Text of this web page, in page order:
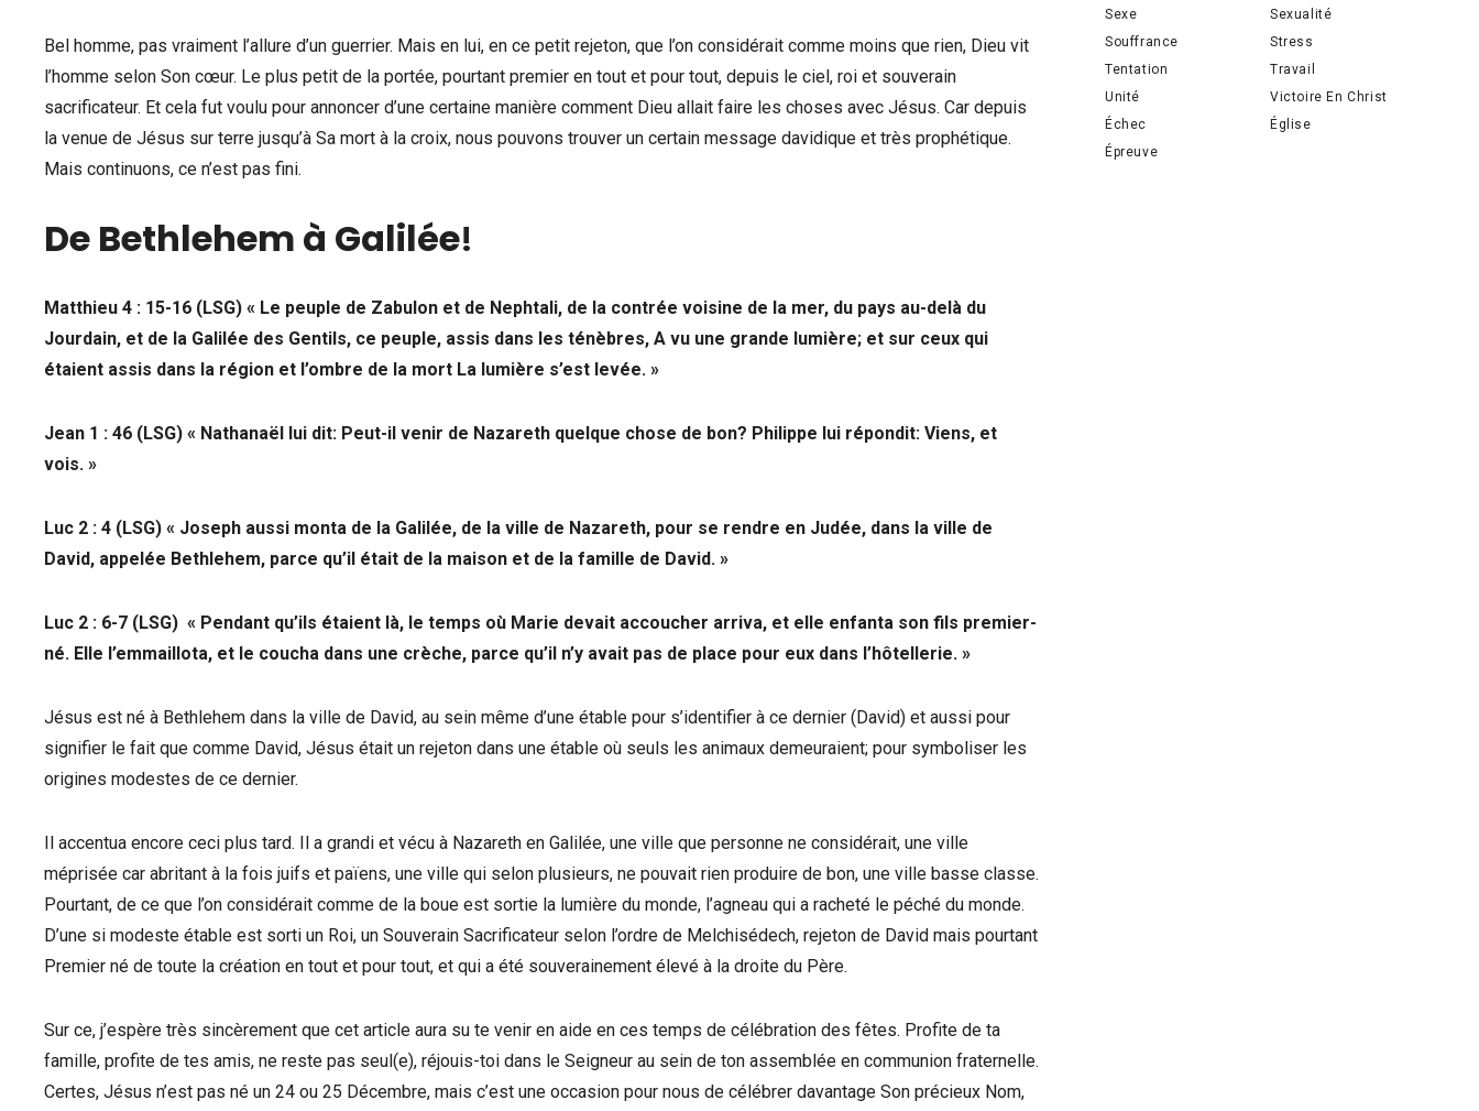
Bel homme, pas vraiment l’allure d’un guerrier. Mais en lui, en ce petit rejeton, que l’on considérait comme moins que rien, Dieu vit
l’homme selon Son cœur. Le plus petit de la portée, pourtant premier en tout et pour tout, depuis le ciel, roi et souverain
sacrificateur. Et cela fut voulu pour annoncer d’une certaine manière comment Dieu allait faire les choses avec Jésus. Car depuis
la venue de Jésus sur terre jusqu’à Sa mort à la croix, nous pouvons trouver un certain message davidique et très prophétique.
Mais continuons, ce n’est pas fini.
De Bethlehem à Galilée!
Matthieu 4 : 15-16 (LSG) « Le peuple de Zabulon et de Nephtali, de la contrée voisine de la mer, du pays au-delà du
Jourdain, et de la Galilée des Gentils, ce peuple, assis dans les ténèbres, A vu une grande lumière; et sur ceux qui
étaient assis dans la région et l’ombre de la mort La lumière s’est levée. »
Jean 1 : 46 (LSG) « Nathanaël lui dit: Peut-il venir de Nazareth quelque chose de bon? Philippe lui répondit: Viens, et
vois. »
Luc 2 : 4 (LSG) « Joseph aussi monta de la Galilée, de la ville de Nazareth, pour se rendre en Judée, dans la ville de
David, appelée Bethlehem, parce qu’il était de la maison et de la famille de David. »
Luc 2 : 6-7 (LSG) « Pendant qu’ils étaient là, le temps où Marie devait accoucher arriva, et elle enfanta son fils premier-
né. Elle l’emmaillota, et le coucha dans une crèche, parce qu’il n’y avait pas de place pour eux dans l’hôtellerie. »
Jésus est né à Bethlehem dans la ville de David, au sein même d’une étable pour s’identifier à ce dernier (David) et aussi pour
signifier le fait que comme David, Jésus était un rejeton dans une étable où seuls les animaux demeuraient; pour symboliser les
origines modestes de ce dernier.
Il accentua encore ceci plus tard. Il a grandi et vécu à Nazareth en Galilée, une ville que personne ne considérait, une ville
méprisée car abritant à la fois juifs et païens, une ville qui selon plusieurs, ne pouvait rien produire de bon, une ville basse classe.
Pourtant, de ce que l’on considérait comme de la boue est sortie la lumière du monde, l’agneau qui a racheté le péché du monde.
D’une si modeste étable est sorti un Roi, un Souverain Sacrificateur selon l’ordre de Melchisédech, rejeton de David mais pourtant
Premier né de toute la création en tout et pour tout, et qui a été souverainement élevé à la droite du Père.
Sur ce, j’espère très sincèrement que cet article aura su te venir en aide en ces temps de célébration des fêtes. Profite de ta
famille, profite de tes amis, ne reste pas seul(e), réjouis-toi dans le Seigneur au sein de ton assemblée en communion fraternelle.
Certes, Jésus n’est pas né un 24 ou 25 Décembre, mais c’est une occasion pour nous de célébrer davantage Son précieux Nom,
Sexe
Sexualité
Souffrance
Stress
Tentation
Travail
Unité
Victoire En Christ
Échec
Église
Épreuve